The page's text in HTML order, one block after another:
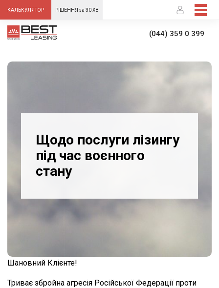
КАЛЬКУЛЯТОР РІШЕННЯ за 30 ХВ
(044) 359 0 399
Щодо послуги лізингу
під час воєнного
стану
Шановний Клієнте!
Триває збройна агресія Російської Федерації проти